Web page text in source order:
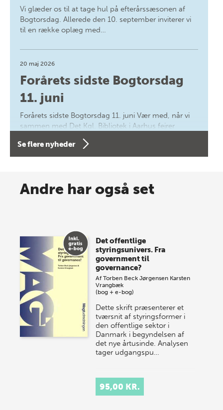
Vi glæder os til at tage hul på efterårssæsonen af
Bogtorsdag. Allerede den 10. september inviterer vi
til en række oplæg med…
20 maj 2026
Forårets sidste Bogtorsdag
11. juni
Forårets sidste Bogtorsdag 11. juni Vær med, når vi
sammen med Det Kgl. Bibliotek i Aarhus fejrer
forfatterne bag vores nyes…
Spar op til 70% til sommer-
store sommer-lagersalg, så sæt kryds i kalenderen
onsdag den 10. j…
Se flere nyheder
Andre har også set
Det offentlige
styringsunivers. Fra
government til
governance?
AfTorben Beck Jørgensen Karsten
Vrangbæk
(bog + e-bog)
Dette skrift præsenterer et
tværsnit af styringsformer i
den offentlige sektor i
Danmark i begyndelsen af
det nye årtusinde. Analysen
tager udgangspu…
95,00 KR.